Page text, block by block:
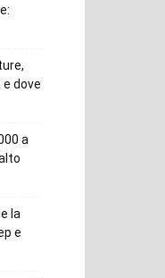
dove
a
la
e